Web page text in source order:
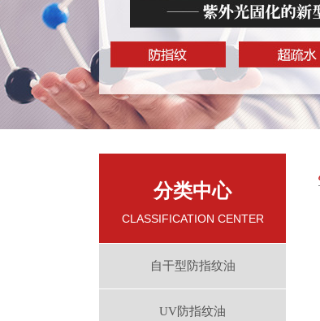
分类中心
CLASSIFICATION CENTER
自干型防指纹油
UV防指纹油